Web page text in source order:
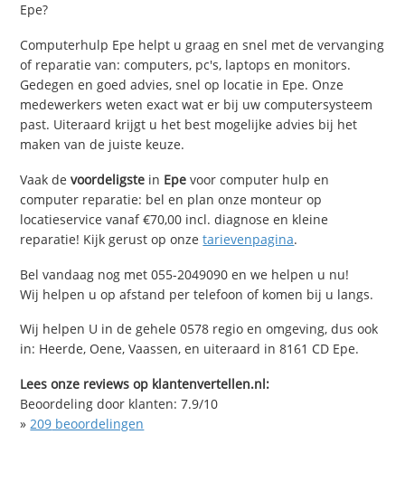
Epe?
Computerhulp Epe helpt u graag en snel met de vervanging
of reparatie van: computers, pc's, laptops en monitors.
Gedegen en goed advies, snel op locatie in Epe. Onze
medewerkers weten exact wat er bij uw computersysteem
past. Uiteraard krijgt u het best mogelijke advies bij het
maken van de juiste keuze.
Vaak devoordeligste in Epe voor computer hulp en
computer reparatie: bel en plan onze monteur op
locatieservice vanaf €70,00 incl. diagnose en kleine
reparatie! Kijk gerust op onzetarievenpagina.
Bel vandaag nog met 055-2049090 en we helpen u nu!
Wij helpen u op afstand per telefoon of komen bij u langs.
Wij helpen U in de gehele 0578 regio en omgeving, dus ook
in: Heerde, Oene, Vaassen, en uiteraard in 8161 CD Epe.
Lees onze reviews op klantenvertellen.nl:
Beoordeling door klanten:7.9/10
»209 beoordelingen